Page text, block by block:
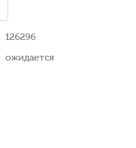
126296
ожидается